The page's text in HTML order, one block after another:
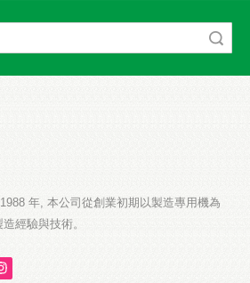
年, 本公司從創業初期以製造專用機為
經驗與技術。